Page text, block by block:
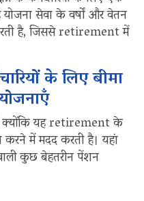
सेवा के वर्षों और वेतन
है, जिससे retirement में
के लिए बीमा
क्योंकि यह retirement के
करने में मदद करती है। यहां
वाली कुछ बेहतरीन पेंशन